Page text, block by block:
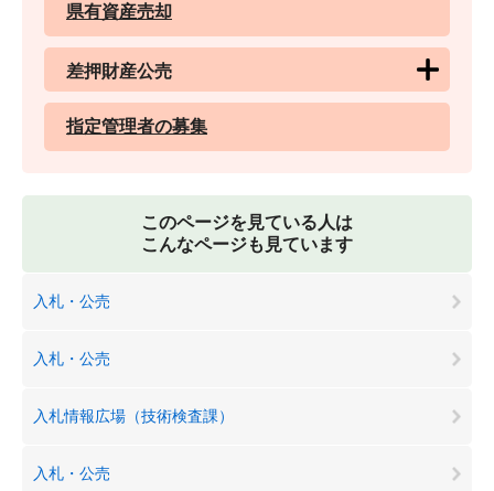
県有資産売却
差押財産公売
指定管理者の募集
このページを見ている人は
こんなページも見ています
入札・公売
入札・公売
入札情報広場（技術検査課）
入札・公売